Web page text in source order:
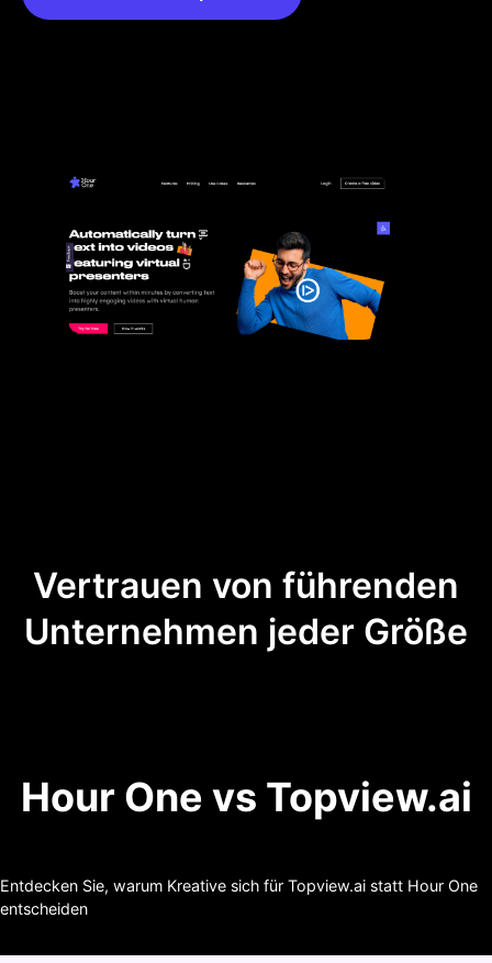
Vertrauen von führenden
Unternehmen jeder Größe
Hour One vs Topview.ai
Entdecken Sie, warum Kreative sich für Topview.ai statt Hour One
entscheiden